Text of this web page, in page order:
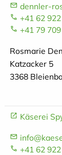
dennler-
+41 62
+41 79
Rosmarie
Katzacker 5
3368
Käserei
+41 62